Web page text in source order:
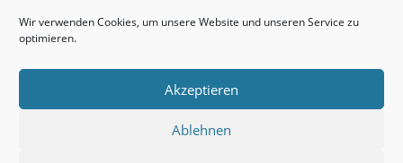
Wir verwenden Cookies, um unsere Website und unseren Service zu
optimieren.
Akzeptieren
Ablehnen
Meldestelle (HinSchG) des Erftverbandes
Onlineportal Grundwassernutzung